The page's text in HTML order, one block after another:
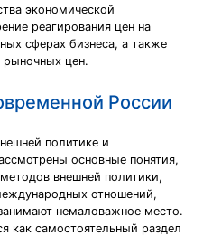
экономической
реагирования цен на
сферах бизнеса, а также
рыночных цен.
России
политике и
основные понятия,
внешней политики,
отношений,
немаловажное место.
как самостоятельный раздел